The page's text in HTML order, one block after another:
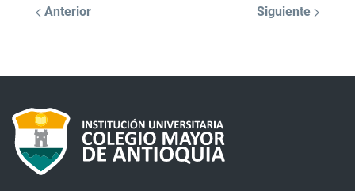
Anterior Siguiente